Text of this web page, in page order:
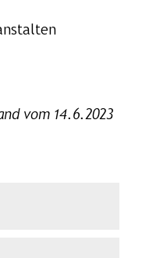
vom 14.6.2023